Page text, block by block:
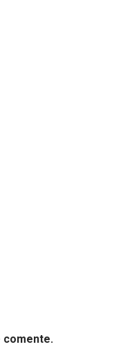
comente.